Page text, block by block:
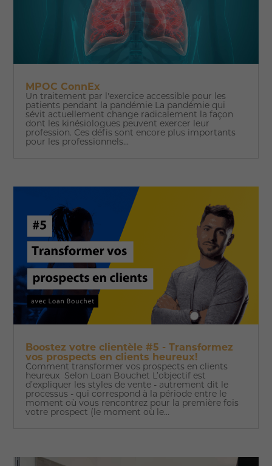
MPOC ConnEx
Un traitement par l'exercice accessible pour les
patients pendant la pandémie La pandémie qui
sévit actuellement change radicalement la façon
dont les kinésiologues peuvent exercer leur
profession. Ces défis sont encore plus importants
pour les professionnels...
Boostez votre clientèle #5 - Transformez
vos prospects en clients heureux!
Comment transformer vos prospects en clients
heureux Selon Loan Bouchet L’objectif est
d’expliquer les styles de vente - autrement dit le
processus - qui correspond à la période entre le
moment où vous rencontrez pour la première fois
votre prospect (le moment où le...